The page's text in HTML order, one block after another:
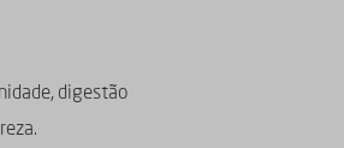
digestão